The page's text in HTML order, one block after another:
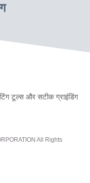
टूल्स और सटीक ग्राइंडिंग
All Rights